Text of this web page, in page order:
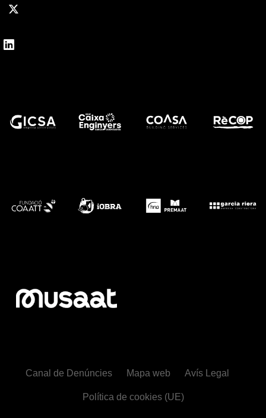
Canal de Denúncies Mapa web Avís Legal
Política de cookies (UE)